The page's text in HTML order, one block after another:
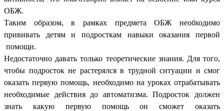
ОБЖ.
Таким образом, в рамках предмета ОБЖ необходимо
прививать детям и подросткам навыки оказания первой
помощи.
Недостаточно давать только теоретические знания. Для того,
чтобы подросток не растерялся в трудной ситуации и смог
оказать первую помощь, необходимо на уроках отрабатывать
необходимые действия до автоматизма. Подросток должен
знать какую первую помощь он сможет оказать